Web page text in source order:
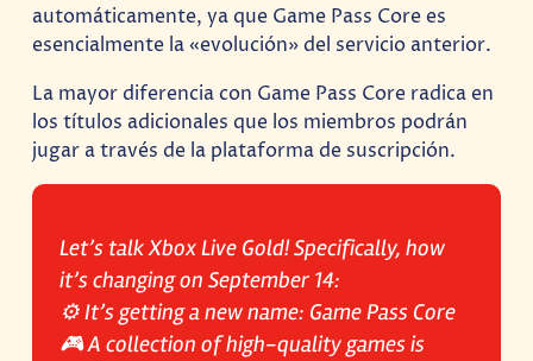
automáticamente, ya que Game Pass Core es
esencialmente la «evolución» del servicio anterior.
La mayor diferencia con Game Pass Core radica en
los títulos adicionales que los miembros podrán
jugar a través de la plataforma de suscripción.
Let’s talk Xbox Live Gold! Specifically, how
it’s changing on September 14:
⚙️ It’s getting a new name: Game Pass Core
🎮 A collection of high-quality games is